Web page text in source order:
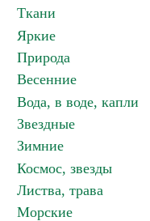
Ткани
Яркие
Природа
Весенние
Вода, в воде, капли
Звездные
Зимние
Космос, звезды
Листва, трава
Морские